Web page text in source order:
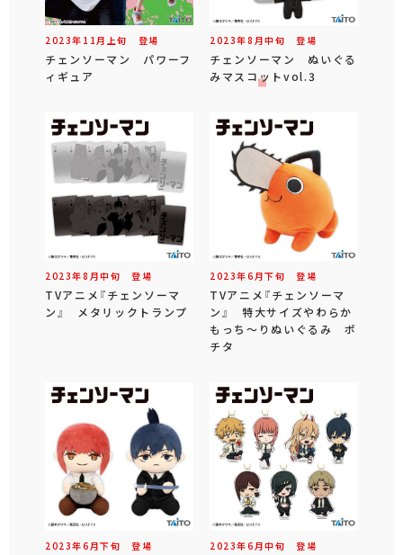
2023年 11 月 上旬 登場
チェンソーマン パワーフ
ィギュア
2023年8 月中旬 登場
チェンソーマン ぬいぐる
みマスコットvol.3
2023年8 月中旬 登場
TVアニメ『チェンソーマ
ン』 メタリックトランプ
2023年6 月下旬 登場
TVアニメ『チェンソーマ
ン』 特大サイズやわらか
もっち～りぬいぐるみ ポ
チタ
2023年6 月下旬 登場 2023年6 月中旬 登場